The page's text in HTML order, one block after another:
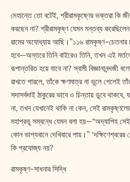
দেহান্তে তো বটেই, শ্রীরামকৃষ্ণের ভক্তরা কি
করছেন না? শ্রীরামকৃষ্ণ যেমন মন্তব্য
রামের অযোধ্যায় আছি।”১১৬
হবে—অন্তরে তিনি বাইরেও তিনি, তখন এই
রূপান্তরিত হয়ে যাবে না? স্বামী বিজ্ঞানানন্দজী
রাখতে পারলে, তাঁকে ক্ষণমাত্র না ভুলে গেলেই
সদাসর্বদাই ঠাকুরের ভাবে ও চিন্তায় ডুবে
না, তখন যেখানেই থাকি না কেন, সেই
মহাপ্রভু সম্বন্ধে যেমন বলা হয়—“অদ্যাপিহ
কোন ভাগ্যবানে দেখিবারে পায়।”
কি প্রযোজ্য নয়?
রামকৃষ্ণ-সাধনার সিদ্ধি